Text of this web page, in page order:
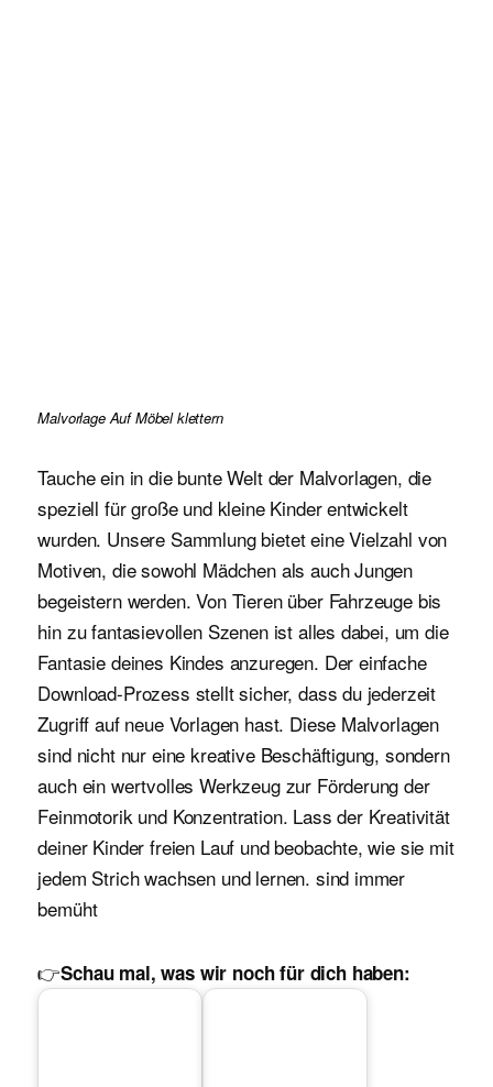
Malvorlage Auf Möbel klettern
Tauche ein in die bunte Welt der Malvorlagen, die
speziell für große und kleine Kinder entwickelt
wurden. Unsere Sammlung bietet eine Vielzahl von
Motiven, die sowohl Mädchen als auch Jungen
begeistern werden. Von Tieren über Fahrzeuge bis
hin zu fantasievollen Szenen ist alles dabei, um die
Fantasie deines Kindes anzuregen. Der einfache
Download-Prozess stellt sicher, dass du jederzeit
Zugriff auf neue Vorlagen hast. Diese Malvorlagen
sind nicht nur eine kreative Beschäftigung, sondern
auch ein wertvolles Werkzeug zur Förderung der
Feinmotorik und Konzentration. Lass der Kreativität
deiner Kinder freien Lauf und beobachte, wie sie mit
jedem Strich wachsen und lernen. sind immer
bemüht
👉Schau mal, was wir noch für dich haben: